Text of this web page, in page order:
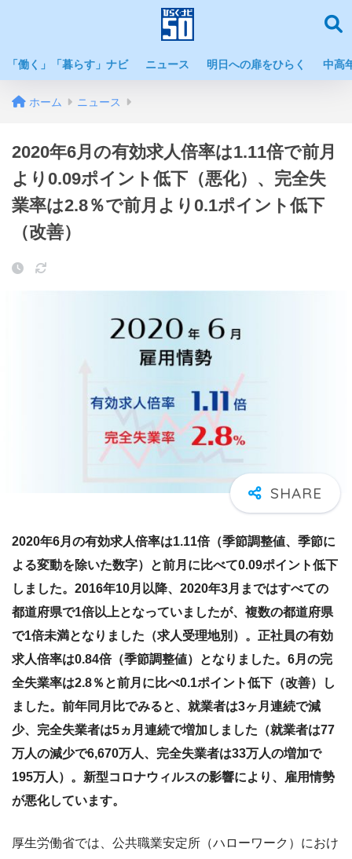
「働く」「暮らす」ナビ ニュース 明日への扉をひらく 中高
ホーム ニュース
2020年6月の有効求人倍率は1.11倍で前月
より0.09ポイント低下（悪化）、完全失
業率は2.8％で前月より0.1ポイント低下
（改善）
2020年6月の有効求人倍率は1.11倍（季節調整値、季節に
よる変動を除いた数字）と前月に比べて0.09ポイント低下
しました。2016年10月以降、2020年3月まではすべての
都道府県で1倍以上となっていましたが、複数の都道府県
で1倍未満となりました（求人受理地別）。正社員の有効
求人倍率は0.84倍（季節調整値）となりました。6月の完
全失業率は2.8％と前月に比べ0.1ポイント低下（改善）し
ました。前年同月比でみると、就業者は3ヶ月連続で減
少、完全失業者は5ヵ月連続で増加しました（就業者は77
万人の減少で6,670万人、完全失業者は33万人の増加で
195万人）。新型コロナウィルスの影響により、雇用情勢
が悪化しています。
厚生労働省では、公共職業安定所（ハローワーク）におけ